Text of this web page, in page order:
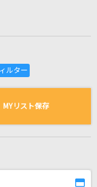
の一覧
MYリスト保存